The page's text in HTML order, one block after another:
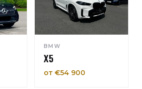
BMW
X5
от €54 900